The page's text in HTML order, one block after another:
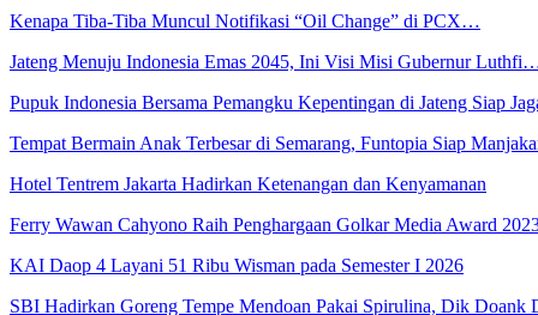
Kenapa Tiba-Tiba Muncul Notifikasi “Oil Change” di PCX…
Jateng Menuju Indonesia Emas 2045, Ini Visi Misi Gubernur
Pupuk Indonesia Bersama Pemangku Kepentingan di Jateng Siap
Tempat Bermain Anak Terbesar di Semarang, Funtopia Siap
Hotel Tentrem Jakarta Hadirkan Ketenangan dan Kenyamanan
Ferry Wawan Cahyono Raih Penghargaan Golkar Media Award
KAI Daop 4 Layani 51 Ribu Wisman pada Semester I 2026
SBI Hadirkan Goreng Tempe Mendoan Pakai Spirulina, Dik Doank